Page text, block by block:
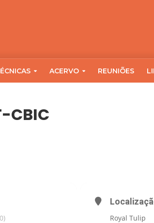
ACERVO REUNIÕES
CBIC
Royal Tulip